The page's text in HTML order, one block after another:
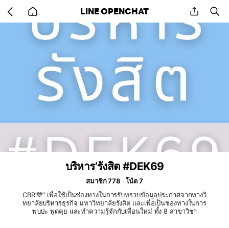
back
to
home
LINE OPENCHAT share
บริหาร‘รังสิต #DEK69
สมาชิก 778
โน้ต 7
CBR’💙” เพื่อใช้เป็นช่องทางในการรับทราบข้อมูลประกาศจากทางวิ
ทยาลัยบริหารธุรกิจ มหาวิทยาลัยรังสิต และเพื่อเป็นช่องทางในการ
พบปะ พูดคุย และทำความรู้จักกับเพื่อนใหม่ ทั้ง 8 สาขาวิชา